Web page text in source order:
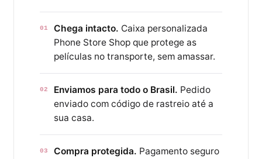
01 Chega intacto. Caixa personalizada
Phone Store Shop que protege as
películas no transporte, sem amassar.
02 Enviamos para todo o Brasil. Pedido
enviado com código de rastreio até a
sua casa.
03 Compra protegida. Pagamento seguro